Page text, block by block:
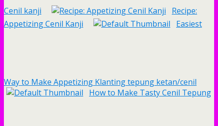
Cenil kanji
Recipe:
Appetizing Cenil Kanji
Easiest
Way to Make Appetizing Klanting tepung ketan/cenil
How to Make Tasty Cenil Tepung